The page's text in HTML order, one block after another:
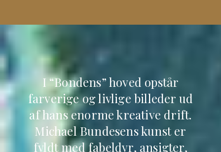
I “Bondens” hoved opstår
farverige og livlige billeder ud
af hans enorme kreative drift.
Michael Bundesens kunst er
fyldt med fabeldyr, ansigter,